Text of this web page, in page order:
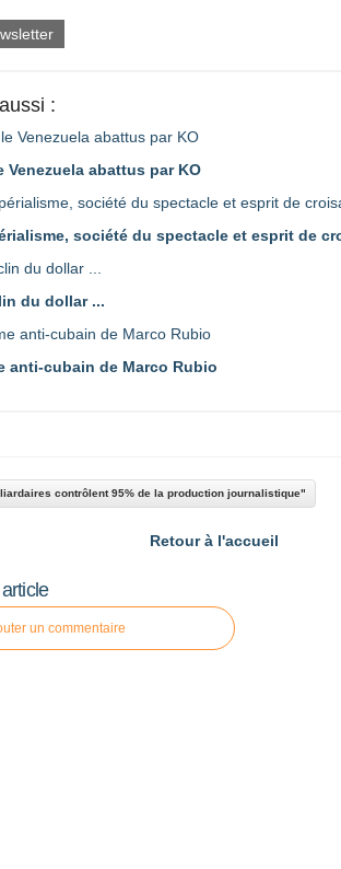
:
Venezuela abattus par KO
société du spectacle et esprit de
du dollar ...
anti-cubain de Marco Rubio
contrôlent 95% de la production journalistique"
Retour à l'accueil
un commentaire